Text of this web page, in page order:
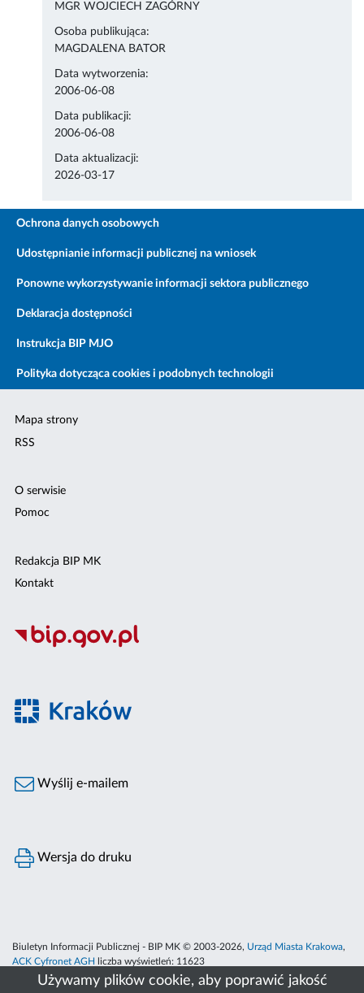
Używamy plików cookie, aby poprawić jakość
MGR WOJCIECH ZAGÓRNY
Osoba publikująca:
MAGDALENA BATOR
Data wytworzenia:
2006-06-08
Data publikacji:
2006-06-08
Data aktualizacji:
2026-03-17
Ochrona danych osobowych
Udostępnianie informacji publicznej na wniosek
Ponowne wykorzystywanie informacji sektora publicznego
Deklaracja dostępności
Instrukcja BIP MJO
Polityka dotycząca cookies i podobnych technologii
Mapa strony
RSS
O serwisie
Pomoc
Redakcja BIP MK
Kontakt
Wyślij e-mailem
Wersja do druku
Biuletyn Informacji Publicznej - BIP MK © 2003-2026, Urząd Miasta Krakowa,
ACK Cyfronet AGH
liczba wyświetleń: 11623